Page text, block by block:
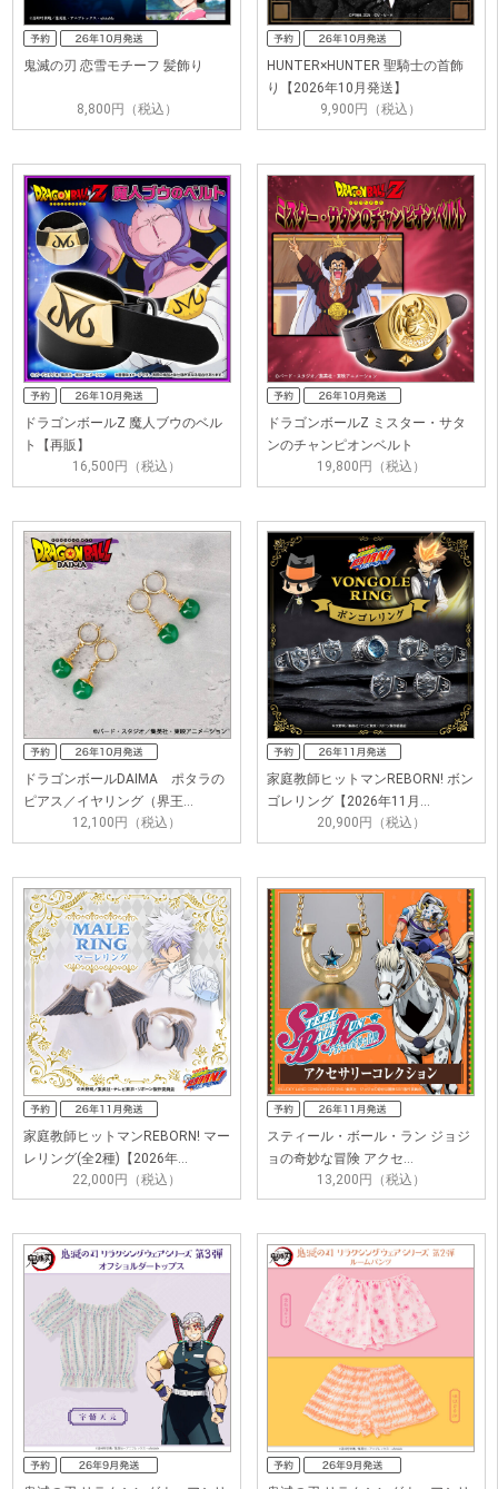
鬼滅の刃 恋雪モチーフ 髪飾り
8,800円（税込）
HUNTER×HUNTER 聖騎士の首飾
り【2026年10月発送】
9,900円（税込）
ドラゴンボールZ 魔人ブウのベル
ト【再販】
16,500円（税込）
ドラゴンボールZ ミスター・サタ
ンのチャンピオンベルト
19,800円（税込）
ドラゴンボールDAIMA ポタラの
ピアス／イヤリング（界王…
12,100円（税込）
家庭教師ヒットマンREBORN! ボン
ゴレリング【2026年11月…
20,900円（税込）
家庭教師ヒットマンREBORN! マー
レリング(全2種)【2026年…
22,000円（税込）
スティール・ボール・ラン ジョジ
ョの奇妙な冒険 アクセ…
13,200円（税込）